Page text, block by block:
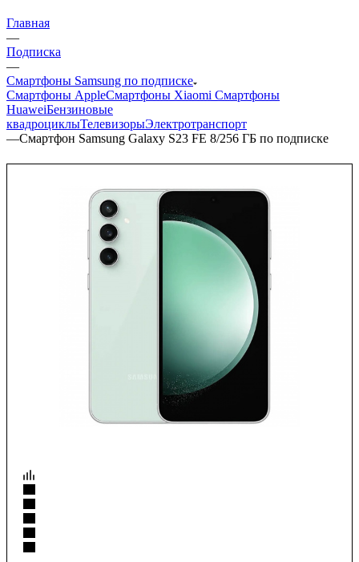
Главная
—
Подписка
—
Смартфоны Samsung по подписке
Смартфоны AppleСмартфоны Xiaomi Смартфоны
HuaweiБензиновые
квадроциклыТелевизорыЭлектротранспорт
—Смартфон Samsung Galaxy S23 FE 8/256 ГБ по подписке